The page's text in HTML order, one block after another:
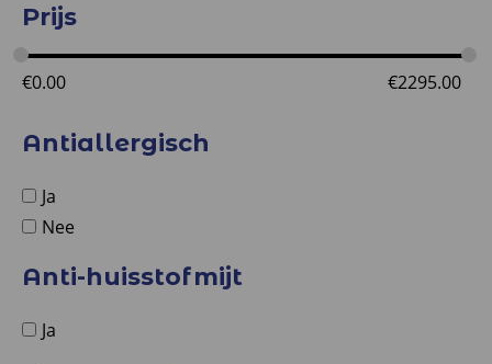
Prijs
€0.00 €2295.00
Antiallergisch
Ja
Nee
Anti-huisstofmijt
Ja